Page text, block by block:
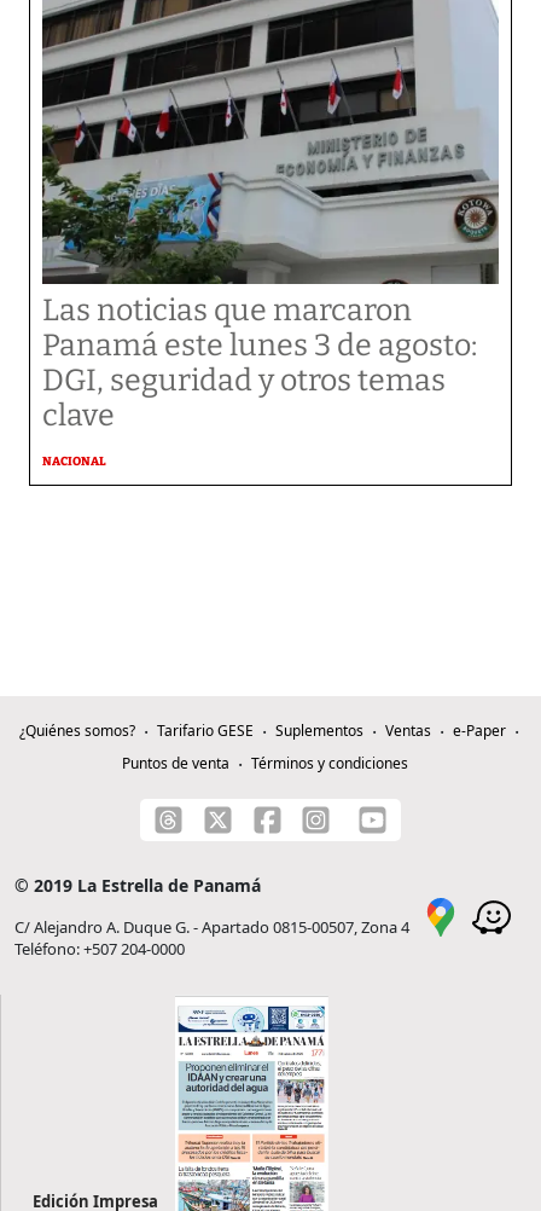
Las noticias que marcaron
Panamá este lunes 3 de agosto:
DGI, seguridad y otros temas
clave
NACIONAL
¿Quiénes somos? Tarifario GESE Suplementos Ventas
e-Paper
Puntos de venta
Términos y condiciones
© 2019 La Estrella de Panamá
C/ Alejandro A. Duque G. - Apartado 0815-00507, Zona 4
Teléfono: +507 204-0000
Edición Impresa